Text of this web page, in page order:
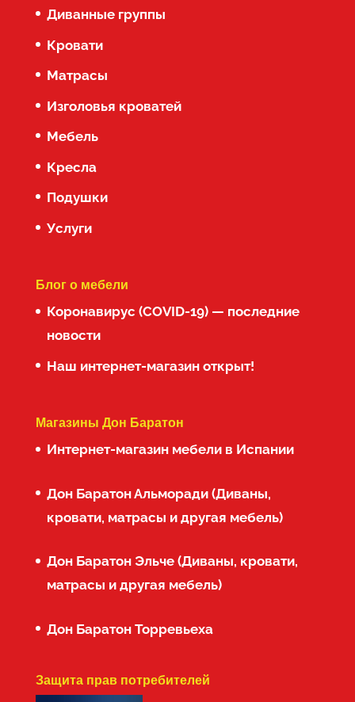
Диванные группы
Кровати
Матрасы
Изголовья кроватей
Мебель
Кресла
Подушки
Услуги
Блог о мебели
Коронавирус (COVID-19) — последние
новости
Наш интернет-магазин открыт!
Магазины Дон Баратон
Интернет-магазин мебели в Испании
Дон Баратон Альморади (Диваны,
кровати, матрасы и другая мебель)
Дон Баратон Эльче (Диваны, кровати,
матрасы и другая мебель)
Дон Баратон Торревьеха
Защита прав потребителей